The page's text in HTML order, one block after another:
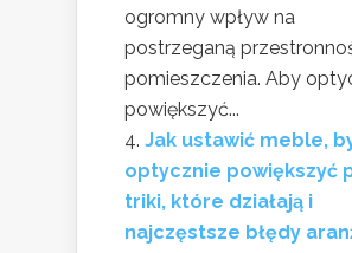
ogromny wpływ na
postrzeganą
pomieszczenia. Aby
powiększyć...
Jak ustawić meble,
optycznie powiększyć
triki, które działają i
najczęstsze błędy